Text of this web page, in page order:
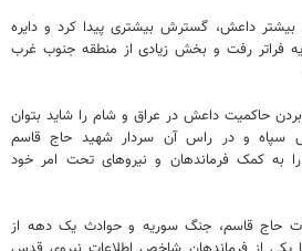
بیشتر داعش، گسترش بیشتری پیدا کرد و دایره
فراتر رفت و بخش زیادی از منطقه جنوب غرب
بردن حاکمیت داعش در عراق و شام را شاید بتوان
سپاه و در راس آن سردار شهید حاج قاسم
به کمک فرماندهان و نیروهای تحت امر خود
حاج قاسم، جنگ سوریه و حوادث یک دهه از